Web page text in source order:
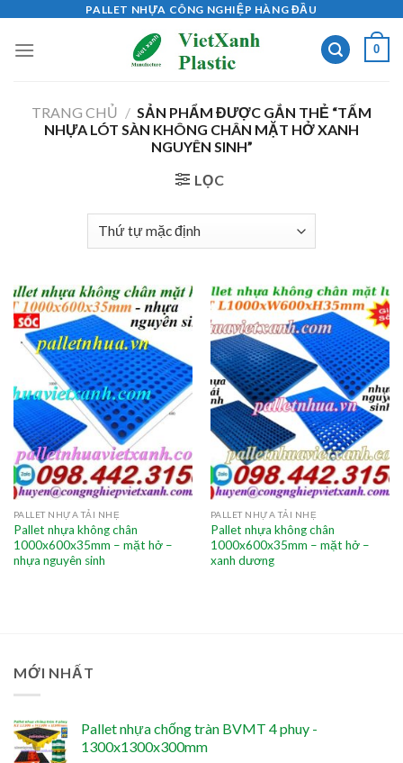
content
PALLET NHỰA CÔNG NGHIỆP HÀNG ĐẦU
0
TRANG CHỦ / SẢN PHẨM ĐƯỢC GẮN THẺ “TẤM
NHỰA LÓT SÀN KHÔNG CHÂN MẶT HỞ XANH
NGUYÊN SINH”
LỌC
PALLET NHỰA TẢI NHẸ
Pallet nhựa không chân
1000x600x35mm – mặt hở –
nhựa nguyên sinh
PALLET NHỰA TẢI NHẸ
Pallet nhựa không chân
1000x600x35mm – mặt hở –
xanh dương
MỚI NHẤT
Pallet nhựa chống tràn BVMT 4 phuy -
1300x1300x300mm